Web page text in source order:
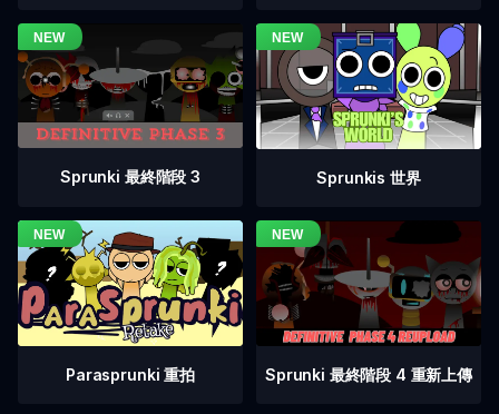
Sprunki 最終階段 3 Sprunkis 世界
Parasprunki 重拍 Sprunki 最終階段 4 重新上傳